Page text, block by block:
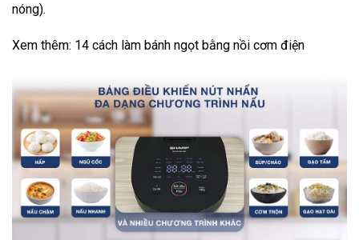
nóng).
Xem thêm: 14 cách làm bánh ngọt bằng nồi cơm điện